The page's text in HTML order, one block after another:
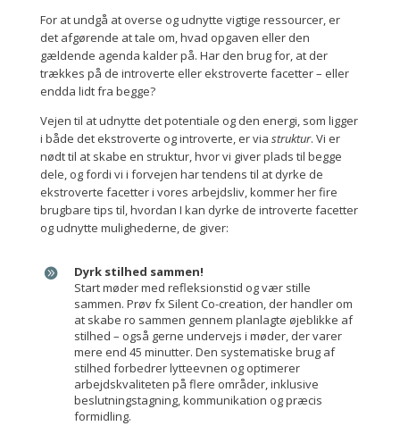
For at undgå at overse og udnytte vigtige ressourcer, er
det afgørende at tale om, hvad opgaven eller den
gældende agenda kalder på. Har den brug for, at der
trækkes på de introverte eller ekstroverte facetter – eller
endda lidt fra begge?
Vejen til at udnytte det potentiale og den energi, som ligger
i både det ekstroverte og introverte, er via struktur. Vi er
nødt til at skabe en struktur, hvor vi giver plads til begge
dele, og fordi vi i forvejen har tendens til at dyrke de
ekstroverte facetter i vores arbejdsliv, kommer her fire
brugbare tips til, hvordan I kan dyrke de introverte facetter
og udnytte mulighederne, de giver:
Dyrk stilhed sammen!
Start møder med refleksionstid og vær stille
sammen. Prøv fx Silent Co-creation, der handler om
at skabe ro sammen gennem planlagte øjeblikke af
stilhed – også gerne undervejs i møder, der varer
mere end 45 minutter. Den systematiske brug af
stilhed forbedrer lytteevnen og optimerer
arbejdskvaliteten på flere områder, inklusive
beslutningstagning, kommunikation og præcis
formidling.